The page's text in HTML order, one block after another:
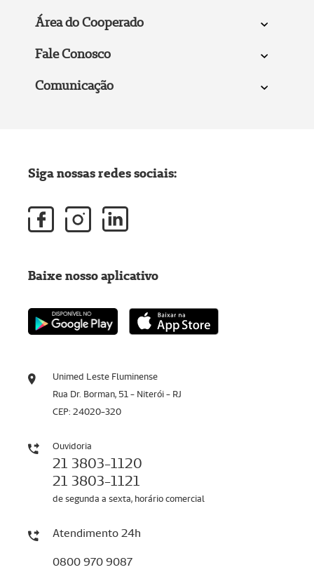
Área do Cooperado
Fale Conosco
Comunicação
Unimed Leste Fluminense
Rua Dr. Borman, 51 - Niterói - RJ
CEP: 24020-320
Ouvidoria
21 3803-1120
21 3803-1121
de segunda a sexta, horário comercial
Atendimento 24h
0800 970 9087
Siga nossas redes sociais:
Baixe nosso aplicativo